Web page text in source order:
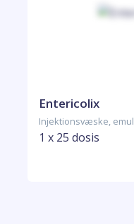
Entericolix
Injektionsvæske,
1 x 25 dosis